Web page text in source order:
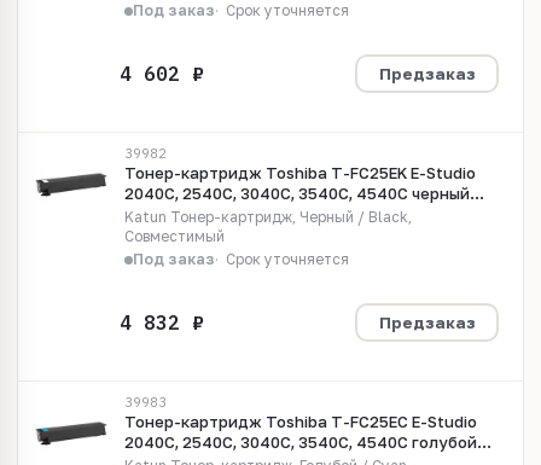
Под заказ
Срок уточняется
Предзаказ
39982
Тонер-картридж Toshiba T-FC25EK E-Studio
2040C, 2540C, 3040C, 3540C, 4540C черный
(туба 550 гр.) (Katun)
Katun Тонер-картридж, Черный / Black,
Совместимый
Под заказ
Срок уточняется
Предзаказ
39983
Тонер-картридж Toshiba T-FC25EC E-Studio
2040C, 2540C, 3040C, 3540C, 4540C голубой